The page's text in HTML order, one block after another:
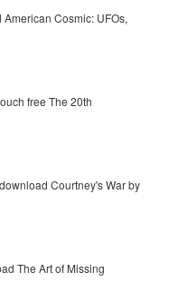
Cosmic: UFOs,
free The 20th
Courtney's War by
The Art of Missing